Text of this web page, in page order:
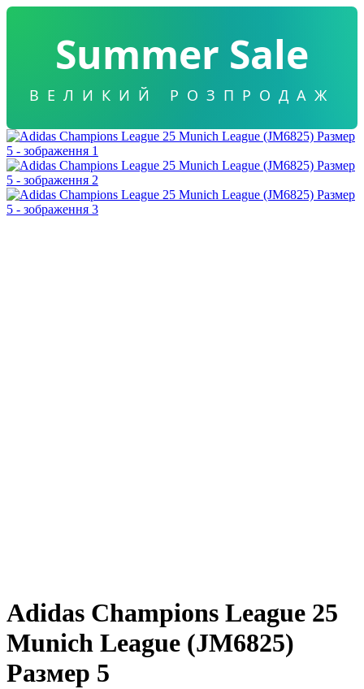
Summer Sale
ВЕЛИКИЙ РОЗПРОДАЖ
Adidas Champions League 25
Munich League (JM6825)
Размер 5